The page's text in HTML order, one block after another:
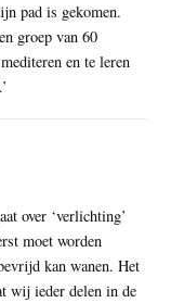
pad is gekomen.
groep van 60
en te leren
over ‘verlichting’
moet worden
kan wanen. Het
wij ieder delen in de